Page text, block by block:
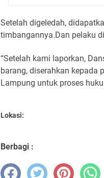
Setelah digeledah,
timbangannya.Dan pelaku
“Setelah kami laporkan,
barang, diserahkan kepada
Lampung untuk proses
Lokasi:
Berbagi :